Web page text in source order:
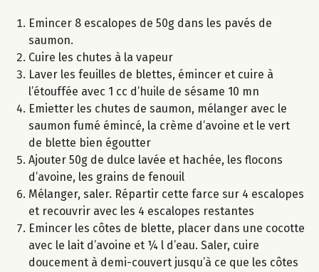
Emincer 8 escalopes de 50g dans les pavés de
saumon.
Cuire les chutes à la vapeur
Laver les feuilles de blettes, émincer et cuire à
l’étouffée avec 1 cc d’huile de sésame 10 mn
Emietter les chutes de saumon, mélanger avec le
saumon fumé émincé, la crème d’avoine et le vert
de blette bien égoutter
Ajouter 50g de dulce lavée et hachée, les flocons
d’avoine, les grains de fenouil
Mélanger, saler. Répartir cette farce sur 4 escalopes
et recouvrir avec les 4 escalopes restantes
Emincer les côtes de blette, placer dans une cocotte
avec le lait d’avoine et ¼ l d’eau. Saler, cuire
doucement à demi-couvert jusqu’à ce que les côtes